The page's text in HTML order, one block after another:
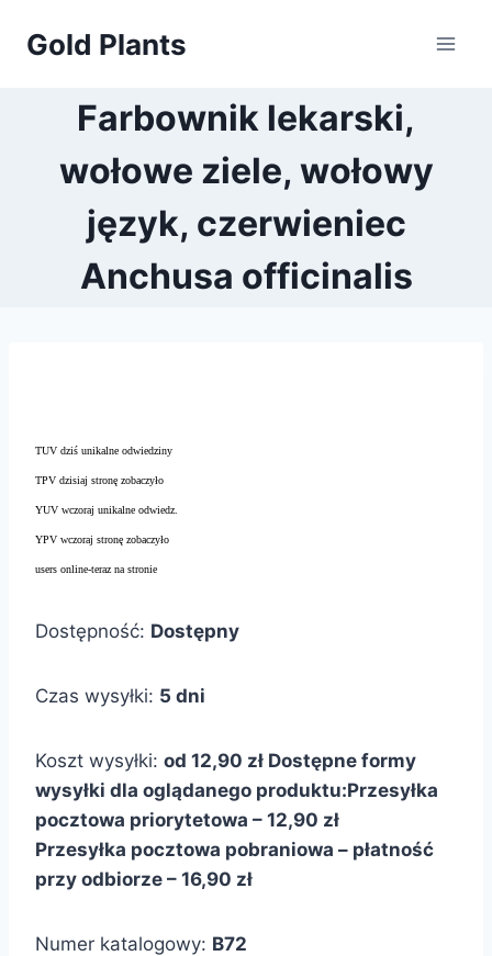
Gold Plants
Farbownik lekarski,
wołowe ziele, wołowy
język, czerwieniec
Anchusa officinalis
TUV dziś unikalne odwiedziny
TPV dzisiaj stronę zobaczyło
YUV wczoraj unikalne odwiedz.
YPV wczoraj stronę zobaczyło
users online-teraz na stronie
Dostępność: Dostępny
Czas wysyłki: 5 dni
Koszt wysyłki: od 12,90 zł Dostępne formy
wysyłki dla oglądanego produktu:Przesyłka
pocztowa priorytetowa – 12,90 zł
Przesyłka pocztowa pobraniowa – płatność
przy odbiorze – 16,90 zł
Numer katalogowy: B72